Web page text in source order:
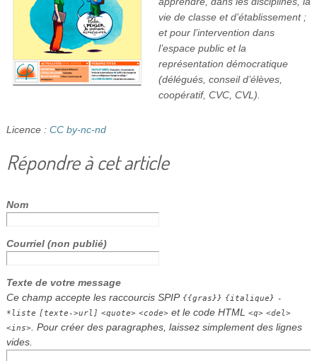
vie de classe et d’établissement ;
et pour l’intervention dans
l’espace public et la
représentation démocratique
(délégués, conseil d’élèves,
coopératif, CVC, CVL).
Licence : CC by-nc-nd
Répondre à cet article
Nom
Courriel (non publié)
Texte de votre message
Ce champ accepte les raccourcis SPIP {{gras}} {italique} -
*liste [texte->url] <quote> <code>et le code HTML <q> <del>
<ins>. Pour créer des paragraphes, laissez simplement des lignes
vides.